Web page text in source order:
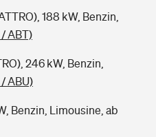
188 kW, Benzin,
ABT)
246 kW, Benzin,
ABU)
Benzin, Limousine, ab